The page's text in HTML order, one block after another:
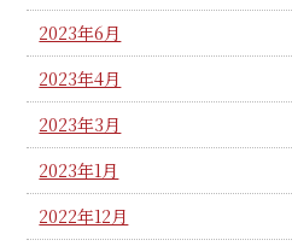
2023年6月
2023年4月
2023年3月
2023年1月
2022年12月